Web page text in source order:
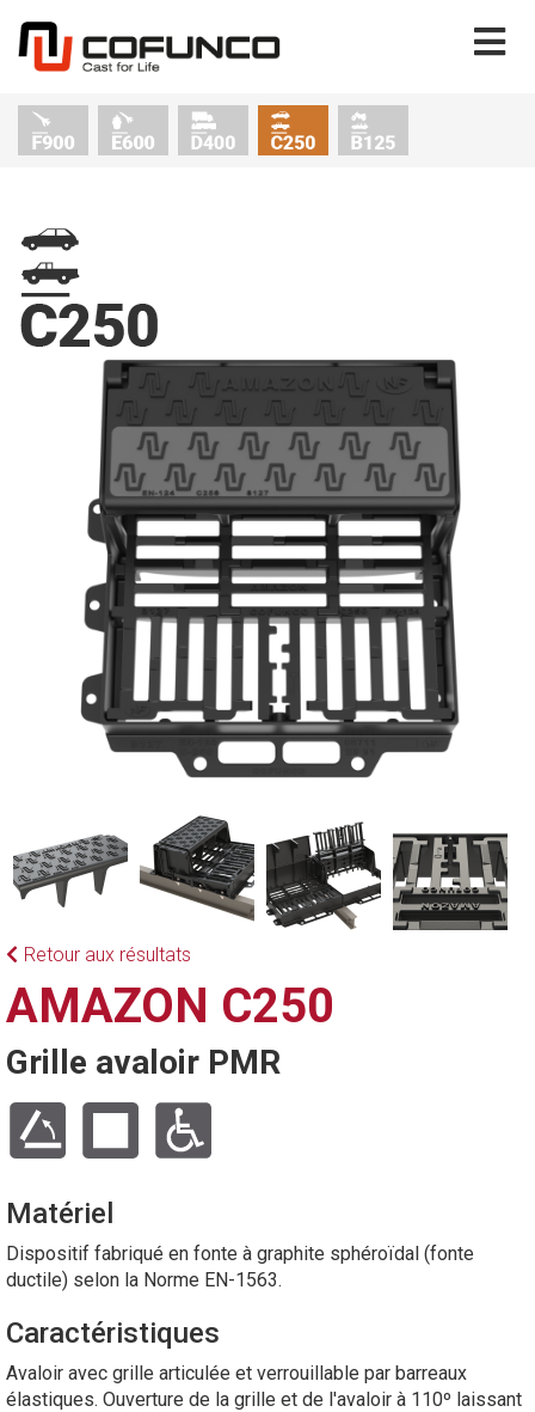
Retour aux résultats
AMAZON C250
Grille avaloir PMR
Matériel
Dispositif fabriqué en fonte à graphite sphéroïdal (fonte
ductile) selon la Norme EN-1563.
Caractéristiques
Avaloir avec grille articulée et verrouillable par barreaux
élastiques. Ouverture de la grille et de l'avaloir à 110º laissant